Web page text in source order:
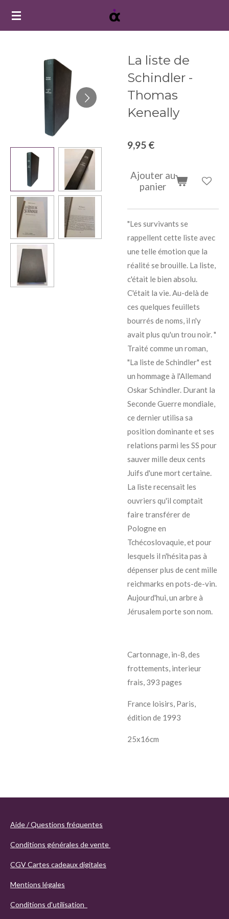
Passer
La liste de
Schindler -
Thomas
Keneally
9,95 €
Ajouter au
panier
"Les survivants se
rappellent cette liste avec
une telle émotion que la
réalité se brouille. La liste,
c'était le bien absolu.
C'était la vie. Au-delà de
ces quelques feuillets
bourrés de noms, il n'y
avait plus qu'un trou noir. "
Traité comme un roman,
"La liste de Schindler" est
un hommage à l'Allemand
Oskar Schindler. Durant la
Seconde Guerre mondiale,
ce dernier utilisa sa
position dominante et ses
relations parmi les SS pour
sauver mille deux cents
Juifs d'une mort certaine.
La liste recensait les
ouvriers qu'il comptait
faire transférer de
Pologne en
Tchécoslovaquie, et pour
lesquels il n'hésita pas à
dépenser plus de cent mille
reichmarks en pots-de-vin.
Aujourd'hui, un arbre à
Jérusalem porte son nom.
Cartonnage, in-8, des
frottements, interieur
frais, 393 pages
France loisirs, Paris,
édition de 1993
25x16cm
Aide / Questions fréquentes
Conditions générales de vente
CGV Cartes cadeaux digitales
Mentions légales
Conditions d'utilisation